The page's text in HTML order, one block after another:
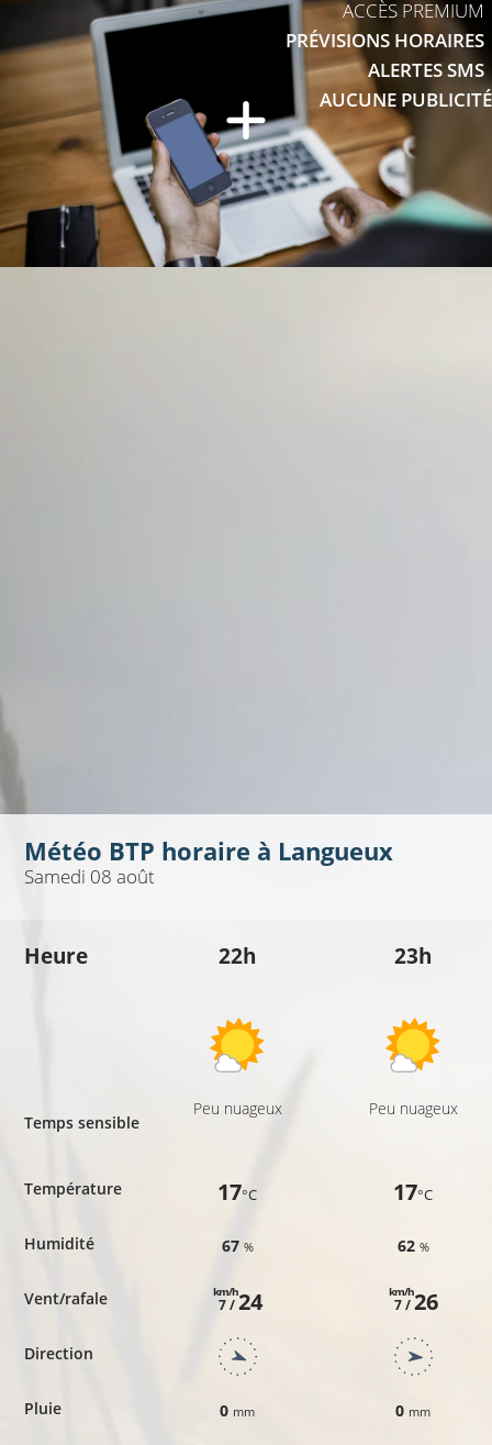
ACCÈS PREMIUM
PRÉVISIONS HORAIRES
ALERTES SMS
AUCUNE PUBLICITÉ
Météo BTP horaire à Langueux
Samedi 08 août
Heure
Temps sensible
Température
Humidité
Vent/rafale
Direction
Pluie
22h
Peu nuageux
17°C
67 %
7 /
km/h24
0 mm
23h
Peu nuageux
17°C
62 %
7 /
km/h26
0 mm